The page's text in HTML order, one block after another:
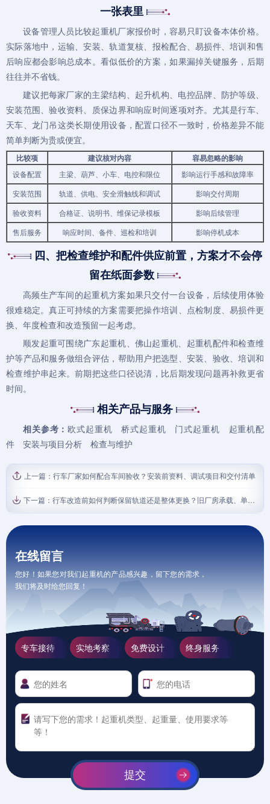
一张表里
设备管理人员比较起重机厂家报价时，容易只盯设备本体价格。
实际落地中，运输、安装、轨道复核、报检配合、易损件、培训和售
后响应都会影响总成本。看似低价的方案，如果漏掉关键服务，后期
往往并不省钱。
建议把每家厂家的主梁结构、起升机构、电控品牌、防护等级、
安装范围、验收资料、质保边界和响应时间逐项对齐。尤其是行车、
天车、 龙门吊这类长期使用设备，配置口径不一致时，价格差异不能
简单判断为贵或便宜。
比较项 建议核对内容 容易忽略的影响
设备配置 主梁、葫芦、小车、电控和限位
影响运行手感和故障率
安装范围
轨道、供电、安全滑触线和调试
影响交付周期
验收资料
合格证、说明书、维保记录模板
影响后续管理
售后服务
响应时间、备件、巡检和培训 影响停机成本
四、把检查维护和配件供应前置，方案才不会停
留在纸面参数
高频生产车间的起重机方案如果只交付一台设备，后续使用体验
很难稳定。真正可持续的方案需要把操作培训、点检制度、易损件更
换、年度检查和改造预留一起考虑。
顺发起重可围绕广东起重机、佛山起重机、 起重机配件和检查维
护等产品和服务做组合评估，帮助用户把选型、安装、验收、培训和
检查维护串起来。前期把这些口径说清，比后期发现问题再补救更省
时间。
相关产品与服务
相关参考： 欧式起重机 桥式起重机 门式起重机
起重机配
件
安装与项目分析 检查与维护
上一篇： 行车厂家如何配合车间验收？安装前资料、调试项目和交付清单
下一篇： 行车改造前如何判断保留轨道还是整体更换？旧厂房承载、单梁双梁边界与验收清单
在线留言
您好！如果您对我们起重机的产品感兴趣，留下您的需求，
我们将及时给您回复！
专车接待 实地考察 免费设计 终身服务
提交